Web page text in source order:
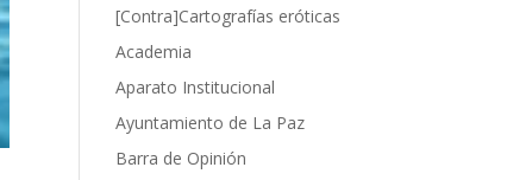
[Contra]Cartografías eróticas
Academia
Aparato Institucional
Ayuntamiento de La Paz
Barra de Opinión